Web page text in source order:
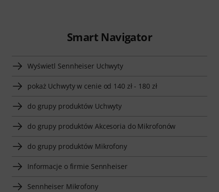
Smart Navigator
Wyświetl Sennheiser Uchwyty
pokaż Uchwyty w cenie od 140 zł - 180 zł
do grupy produktów Uchwyty
do grupy produktów Akcesoria do Mikrofonów
do grupy produktów Mikrofony
Informacje o firmie Sennheiser
Sennheiser Mikrofony